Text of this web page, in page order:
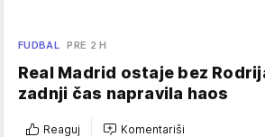
FUDBAL PRE 2 H
Real Madrid ostaje bez
zadnji čas napravila haos
Reaguj Komentariši